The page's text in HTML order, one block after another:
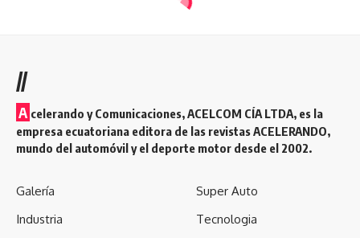
//
A celerando y Comunicaciones, ACELCOM CÍA LTDA, es la
empresa ecuatoriana editora de las revistas ACELERANDO,
mundo del automóvil y el deporte motor desde el 2002.
Galería
Industria
Super Auto
Tecnologia